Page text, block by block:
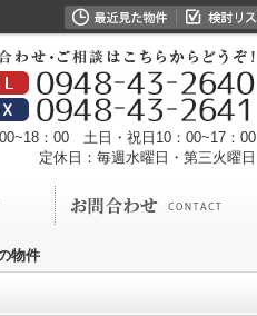
：00 土日・祝日10：00~17：00
定休日：毎週水曜日・第三火曜日
物件